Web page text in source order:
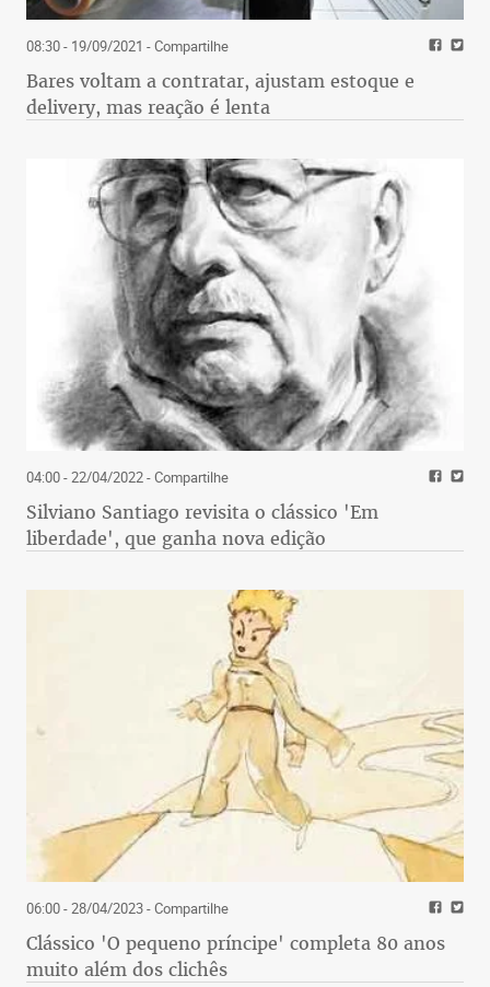
08:30 - 19/09/2021 - Compartilhe
Bares voltam a contratar, ajustam estoque e
delivery, mas reação é lenta
04:00 - 22/04/2022- Compartilhe
Silviano Santiago revisita o clássico 'Em
liberdade', que ganha nova edição
06:00 - 28/04/2023- Compartilhe
Clássico 'O pequeno príncipe' completa 80 anos
muito além dos clichês